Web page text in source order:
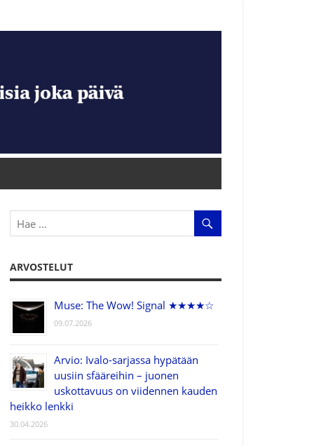
ARVOSTELUT
Muse: The Wow! Signal ★★★★☆
09.07.2026
Arvio: Ivalo-sarjassa hypätään
uusiin sfääreihin – juonen
uskottavuus on viidennen kauden
heikko lenkki
30.04.2026